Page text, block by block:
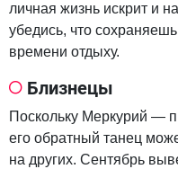
личная жизнь искрит и
убедись, что
времени отдыху.
Близнецы
Поскольку Меркурий —
его обратный танец
на других. Сентябрь